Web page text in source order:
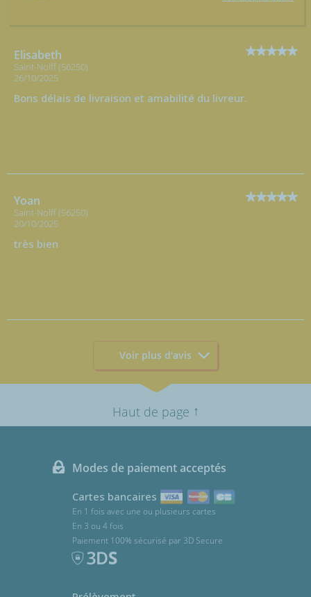
Elisabeth
Saint-Nolff (56250)
26/10/2025
Bons délais de livraison et amabilité du livreur.
Yoan
Saint-Nolff (56250)
20/10/2025
très bien
Voir plus d'avis
Haut de page ↑
Modes de paiement acceptés
Cartes bancaires
En 1 fois avec une ou plusieurs cartes
En 3 ou 4 fois
Paiement 100% sécurisé par 3D Secure